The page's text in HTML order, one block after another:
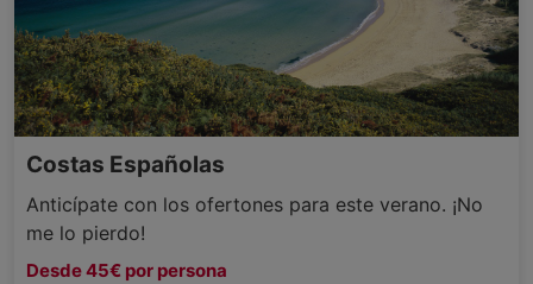
Costas Españolas
Anticípate con los ofertones para este verano. ¡No
me lo pierdo!
Desde 45€ por persona